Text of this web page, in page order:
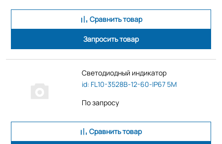
Сравнить товар
Запросить товар
Светодиодный индикатор
id: FL10-3528B-12-60-IP67 5M
По запросу
Сравнить товар